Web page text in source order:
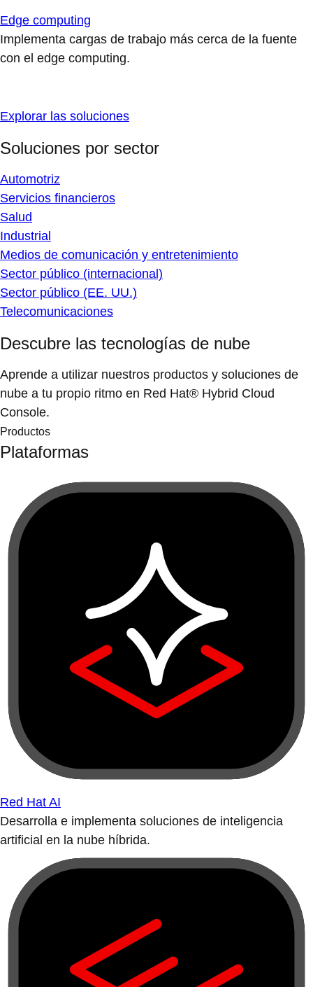
Edge computing
Implementa cargas de trabajo más cerca de la fuente
con el edge computing.
Explorar las soluciones
Soluciones por sector
Automotriz
Servicios financieros
Salud
Industrial
Medios de comunicación y entretenimiento
Sector público (internacional)
Sector público (EE. UU.)
Telecomunicaciones
Descubre las tecnologías de nube
Aprende a utilizar nuestros productos y soluciones de
nube a tu propio ritmo en Red Hat® Hybrid Cloud
Console.
Productos
Plataformas
Red Hat AI
Desarrolla e implementa soluciones de inteligencia
artificial en la nube híbrida.